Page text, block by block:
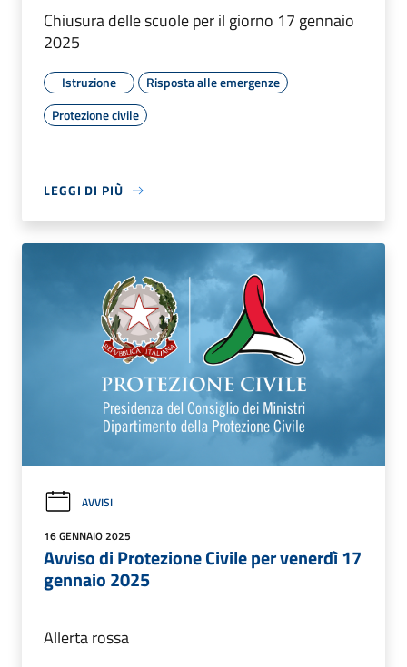
Chiusura delle scuole per il giorno 17 gennaio
2025
Istruzione
Risposta alle emergenze
Protezione civile
LEGGI DI PIÙ
AVVISI
16 GENNAIO 2025
Avviso di Protezione Civile per venerdì 17
gennaio 2025
Allerta rossa